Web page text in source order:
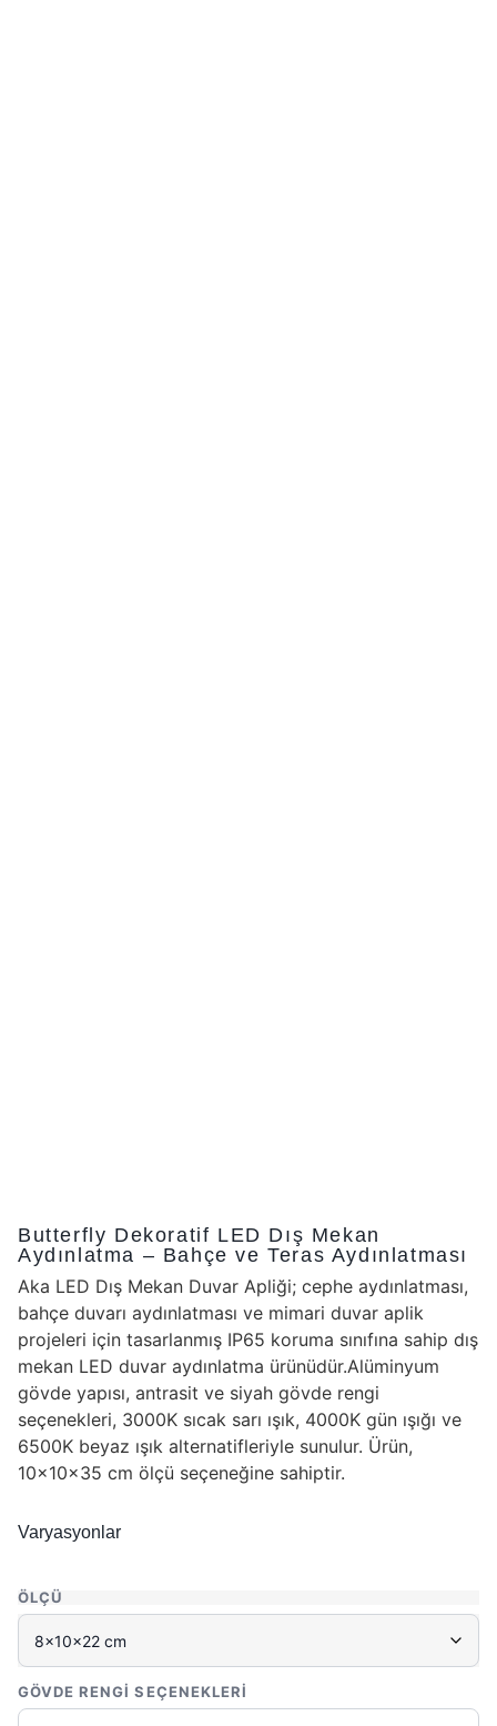
Butterfly Dekoratif LED Dış Mekan
Aydınlatma – Bahçe ve Teras Aydınlatması
Aka LED Dış Mekan Duvar Apliği; cephe aydınlatması,
bahçe duvarı aydınlatması ve mimari duvar aplik
projeleri için tasarlanmış IP65 koruma sınıfına sahip dış
mekan LED duvar aydınlatma ürünüdür.Alüminyum
gövde yapısı, antrasit ve siyah gövde rengi
seçenekleri, 3000K sıcak sarı ışık, 4000K gün ışığı ve
6500K beyaz ışık alternatifleriyle sunulur. Ürün,
10x10x35 cm ölçü seçeneğine sahiptir.
Varyasyonlar
ÖLÇÜ
GÖVDE RENGI SEÇENEKLERI